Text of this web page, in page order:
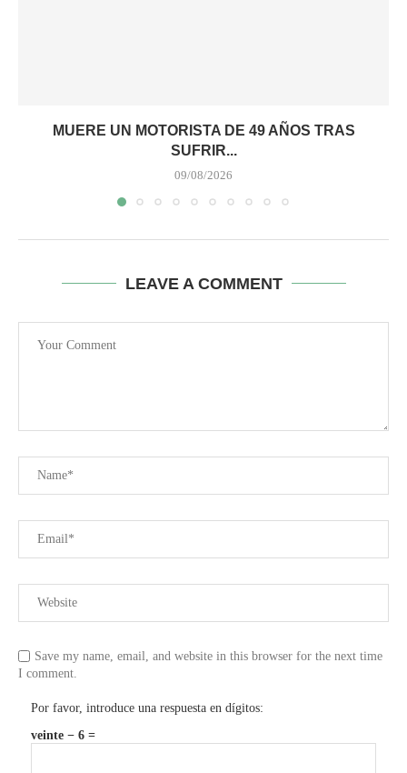
MUERE UN MOTORISTA DE 49 AÑOS TRAS
SUFRIR...
09/08/2026
LEAVE A COMMENT
Save my name, email, and website in this browser for the next time
I comment.
Por favor, introduce una respuesta en dígitos:
veinte − 6 =